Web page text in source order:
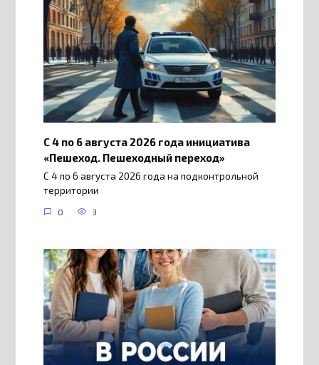
С 4 по 6 августа 2026 года инициатива
«Пешеход. Пешеходный переход»
С 4 по 6 августа 2026 года на подконтрольной
территории
0 3